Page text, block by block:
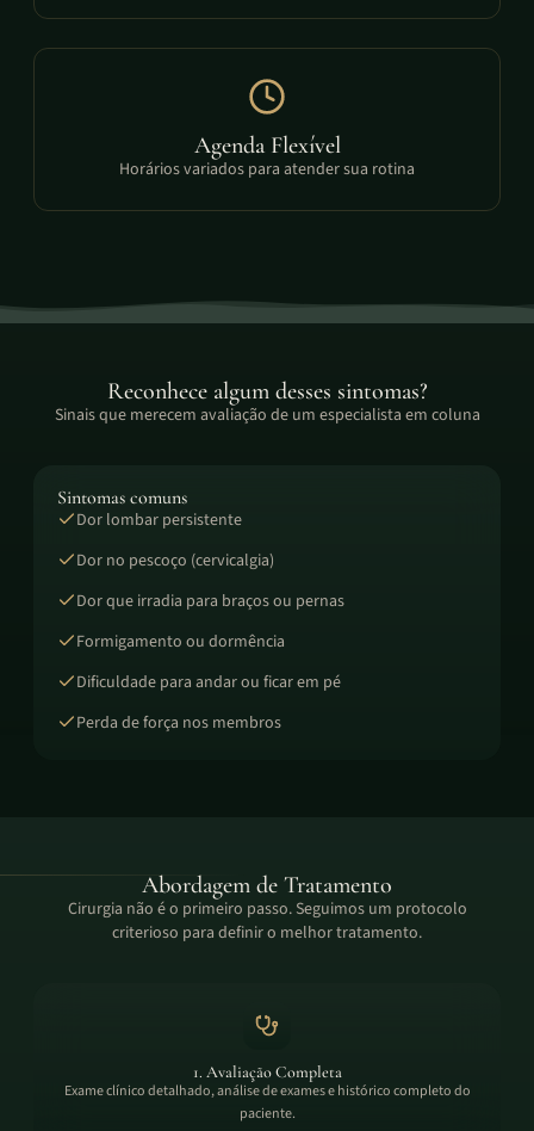
Agenda Flexível
Horários variados para atender sua rotina
Reconhece algum desses sintomas?
Sinais que merecem avaliação de um especialista em coluna
Sintomas comuns
Dor lombar persistente
Dor no pescoço (cervicalgia)
Dor que irradia para braços ou pernas
Formigamento ou dormência
Dificuldade para andar ou ficar em pé
Perda de força nos membros
Abordagem de Tratamento
Cirurgia não é o primeiro passo. Seguimos um protocolo
criterioso para definir o melhor tratamento.
1. Avaliação Completa
Exame clínico detalhado, análise de exames e histórico completo do
paciente.